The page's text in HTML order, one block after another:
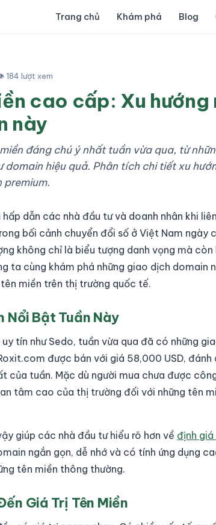
Trang chủ Khám phá Blog
184 lượt xem
cao cấp: Xu hướng
này
đáng chú ý nhất tuần vừa qua, từ
domain hiệu quả. Phân tích chi tiết xu
premium.
dẫn các nhà đầu tư và doanh nhân khi
bối cảnh chuyển đổi số ở Việt Nam ngày
không chỉ là biểu tượng danh vọng mà còn
ta cùng khám phá những giao dịch domain
miền trên thị trường quốc tế.
Nổi Bật Tuần Này
tín như Sedo, tuần vừa qua đã có những
được bán với giá 58,000 USD,
của tuần. Mặc dù người mua chưa được
tâm cao của thị trường đối với những tên
giúp các nhà đầu tư hiểu rõ hơn về định
ngắn gọn, dễ nhớ và có tính ứng dụng
tên miền thông thường.
Giá Trị Tên Miền